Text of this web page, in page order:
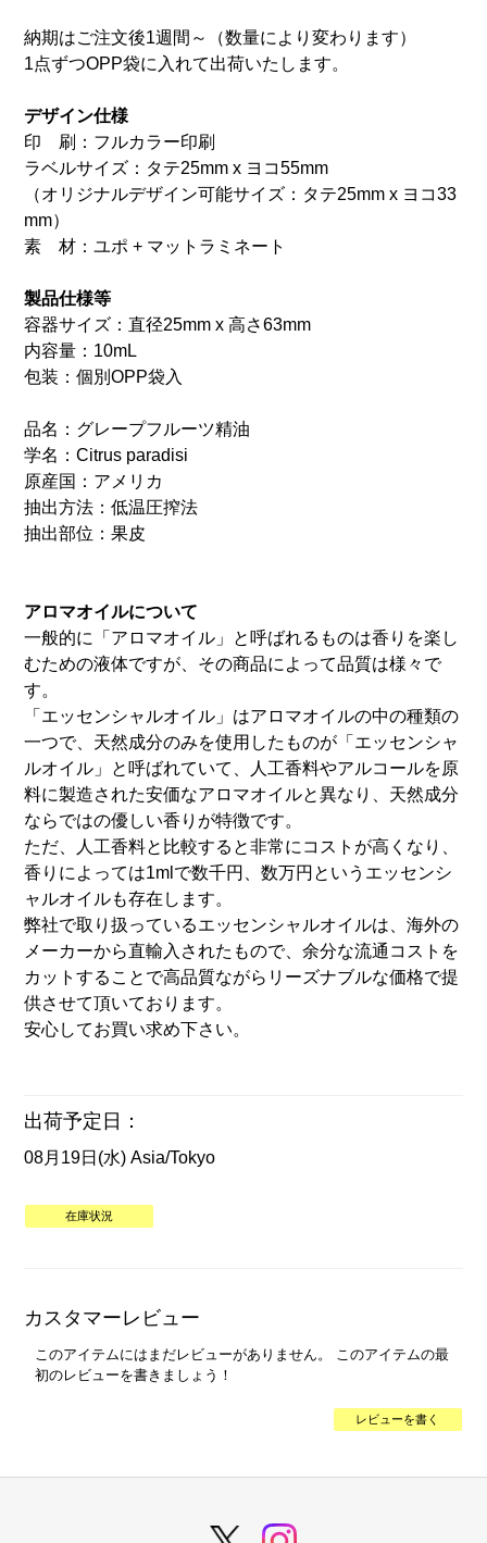
納期はご注文後1週間～（数量により変わります）
1点ずつOPP袋に入れて出荷いたします。
デザイン仕様
印 刷：フルカラー印刷
ラベルサイズ：タテ25mm x ヨコ55mm
（オリジナルデザイン可能サイズ：タテ25mm x ヨコ33
mm）
素 材：ユポ + マットラミネート
製品仕様等
容器サイズ：直径25mm x 高さ63mm
内容量：10mL
包装：個別OPP袋入
品名：グレープフルーツ精油
学名：Citrus paradisi
原産国：アメリカ
抽出方法：低温圧搾法
抽出部位：果皮
アロマオイルについて
一般的に「アロマオイル」と呼ばれるものは香りを楽し
むための液体ですが、その商品によって品質は様々で
す。
「エッセンシャルオイル」はアロマオイルの中の種類の
一つで、天然成分のみを使用したものが「エッセンシャ
ルオイル」と呼ばれていて、人工香料やアルコールを原
料に製造された安価なアロマオイルと異なり、天然成分
ならではの優しい香りが特徴です。
ただ、人工香料と比較すると非常にコストが高くなり、
香りによっては1mlで数千円、数万円というエッセンシ
ャルオイルも存在します。
弊社で取り扱っているエッセンシャルオイルは、海外の
メーカーから直輸入されたもので、余分な流通コストを
カットすることで高品質ながらリーズナブルな価格で提
供させて頂いております。
安心してお買い求め下さい。
出荷予定日：
08月19日(水) Asia/Tokyo
在庫状況
カスタマーレビュー
このアイテムにはまだレビューがありません。 このアイテムの最
初のレビューを書きましょう！
レビューを書く